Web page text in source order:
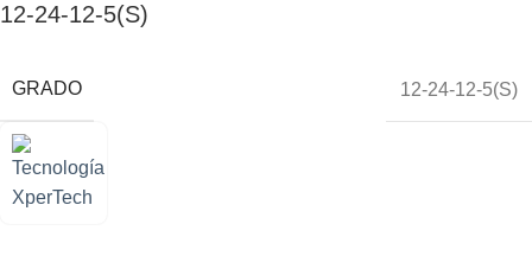
12-24-12-5(S)
GRADO 12-24-12-5(S)